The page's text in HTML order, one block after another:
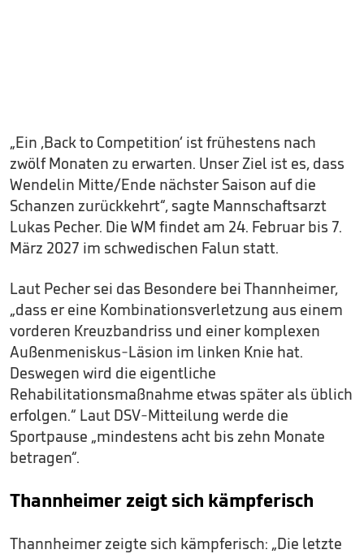
„Ein ‚Back to Competition‘ ist frühestens nach
zwölf Monaten zu erwarten. Unser Ziel ist es, dass
Wendelin Mitte/Ende nächster Saison auf die
Schanzen zurückkehrt“, sagte Mannschaftsarzt
Lukas Pecher. Die WM findet am 24. Februar bis 7.
März 2027 im schwedischen Falun statt.
Laut Pecher sei das Besondere bei Thannheimer,
„dass er eine Kombinationsverletzung aus einem
vorderen Kreuzbandriss und einer komplexen
Außenmeniskus-Läsion im linken Knie hat.
Deswegen wird die eigentliche
Rehabilitationsmaßnahme etwas später als üblich
erfolgen.“ Laut DSV-Mitteilung werde die
Sportpause „mindestens acht bis zehn Monate
betragen“.
Thannheimer zeigt sich kämpferisch
Thannheimer zeigte sich kämpferisch: „Die letzte